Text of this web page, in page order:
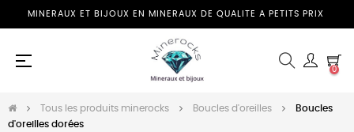
MINERAUX ET BIJOUX EN MINERAUX DE QUALITE A PETITS PRIX
Basculer
☰
0
Tous les produits minerocks Boucles d'oreilles
Boucles
d'oreilles dorées